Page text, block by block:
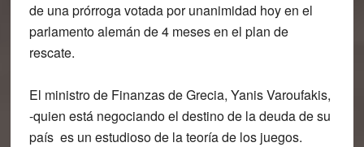
de una prórroga votada por unanimidad hoy en el
parlamento alemán de 4 meses en el plan de
rescate.
El ministro de Finanzas de Grecia, Yanis Varoufakis,
-quien está negociando el destino de la deuda de su
país es un estudioso de lateoría de los juegos.